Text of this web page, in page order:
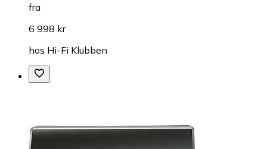
fra
6 998 kr
hos Hi-Fi Klubben